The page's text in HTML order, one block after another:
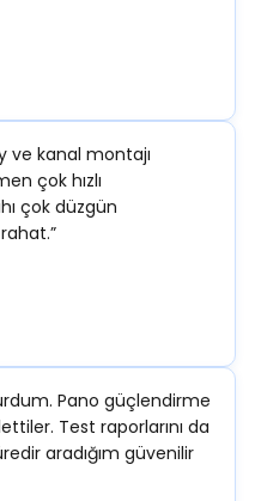
ve kanal montajı
çok hızlı
çok düzgün
Pano güçlendirme
Test raporlarını da
aradığım güvenilir